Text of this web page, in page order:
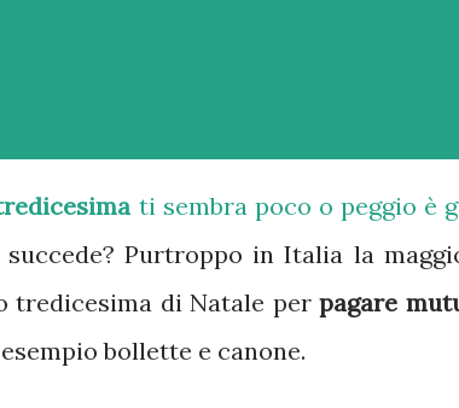
ti sembra poco o peggio è
Purtroppo in Italia la
tredicesima di Natale perpagare
bollette e canone.